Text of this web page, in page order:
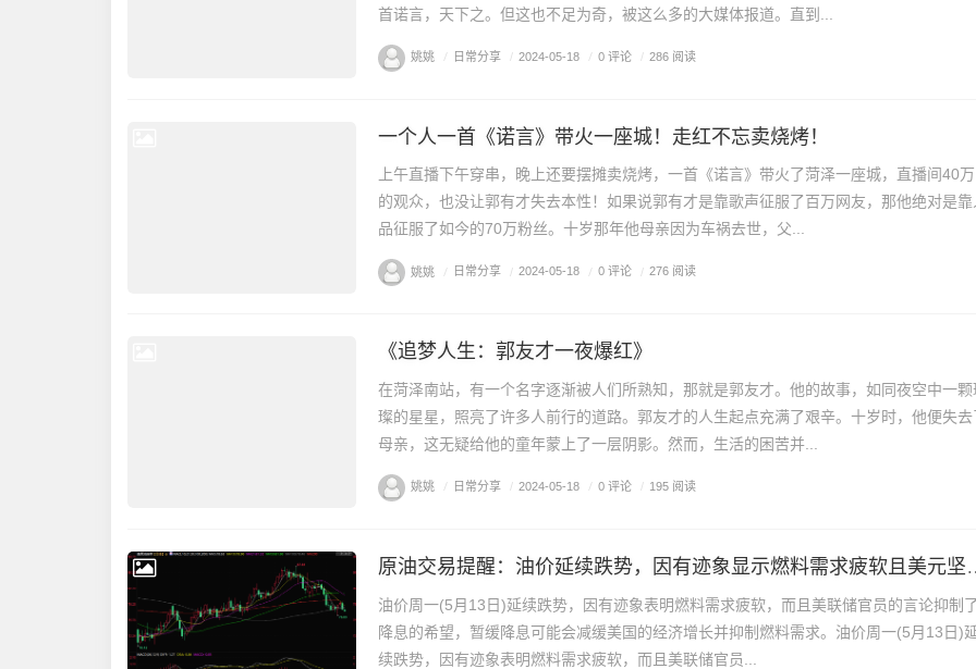
首诺言，天下之。但这也不足为奇，被这么多的大媒体报道。直到...
姚姚 / 日常分享 / 2024-05-18 / 0 评论 / 286 阅读
一个人一首《诺言》带火一座城！走红不忘卖烧烤！
上午直播下午穿串，晚上还要摆摊卖烧烤，一首《诺言》带火了菏泽一座城，直播间40万
的观众，也没让郭有才失去本性！如果说郭有才是靠歌声征服了百万网友，那他绝对是靠
品征服了如今的70万粉丝。十岁那年他母亲因为车祸去世，父...
姚姚 / 日常分享 / 2024-05-18 / 0 评论 / 276 阅读
《追梦人生：郭友才一夜爆红》
在菏泽南站，有一个名字逐渐被人们所熟知，那就是郭友才。他的故事，如同夜空中一颗
璨的星星，照亮了许多人前行的道路。郭友才的人生起点充满了艰辛。十岁时，他便失去
母亲，这无疑给他的童年蒙上了一层阴影。然而，生活的困苦并...
姚姚 / 日常分享 / 2024-05-18 / 0 评论 / 195 阅读
原油交易提醒：油
油价周一(5月13日)延续跌势，因有迹象表明燃料需求疲软，而且美联储官员的言论抑制
降息的希望，暂缓降息可能会减缓美国的经济增长并抑制燃料需求。油价周一(5月13日)
续跌势，因有迹象表明燃料需求疲软，而且美联储官员...